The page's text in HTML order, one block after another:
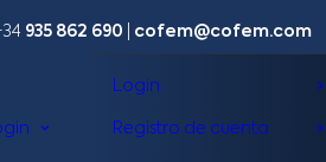
935 862 690 cofem@cofem.com
Login
Registro de cuenta